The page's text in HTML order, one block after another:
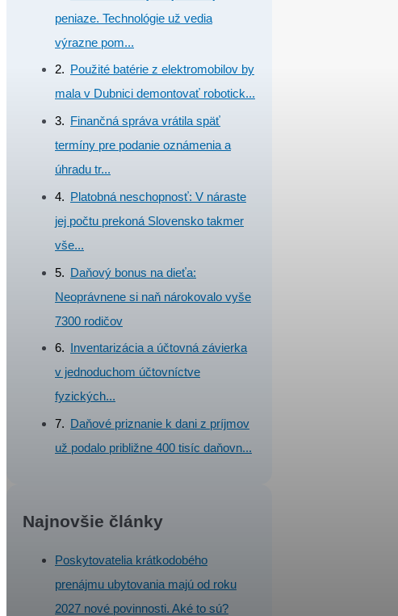
peniaze. Technológie už vedia
výrazne pom...
Použité batérie z elektromobilov by
mala v Dubnici demontovať robotick...
Finančná správa vrátila späť
termíny pre podanie oznámenia a
úhradu tr...
Platobná neschopnosť: V náraste
jej počtu prekoná Slovensko takmer
vše...
Daňový bonus na dieťa:
Neoprávnene si naň nárokovalo vyše
7300 rodičov
Inventarizácia a účtovná závierka
v jednoduchom účtovníctve
fyzických...
Daňové priznanie k dani z príjmov
už podalo približne 400 tisíc daňovn...
Najnovšie články
Poskytovatelia krátkodobého
prenájmu ubytovania majú od roku
2027 nové povinnosti. Aké to sú?